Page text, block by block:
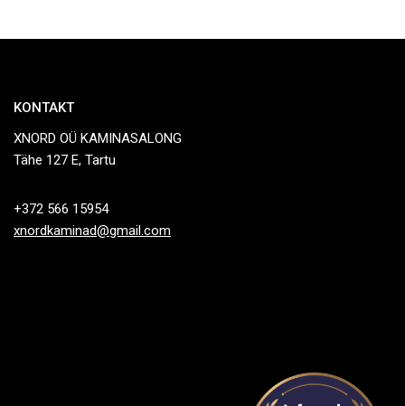
KONTAKT
XNORD OÜ KAMINASALONG
Tähe 127 E, Tartu
+372 566 15954
xnordkaminad@gmail.com